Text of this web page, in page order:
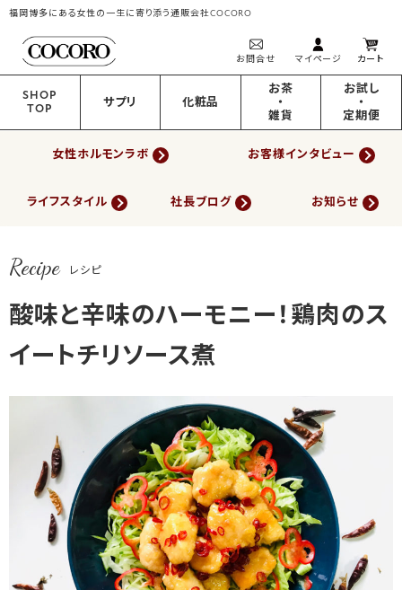
福岡博多にある女性の一生に寄り添う通販会社COCORO
お問合せ マイページ カート
SHOP
TOP
サプリ 化粧品
お茶
・
雑貨
お試し
・
定期便
女性ホルモンラボ お客様インタビュー
ライフスタイル 社長ブログ お知らせ
Recipe レシピ
酸味と辛味のハーモニー！鶏肉のス
イートチリソース煮